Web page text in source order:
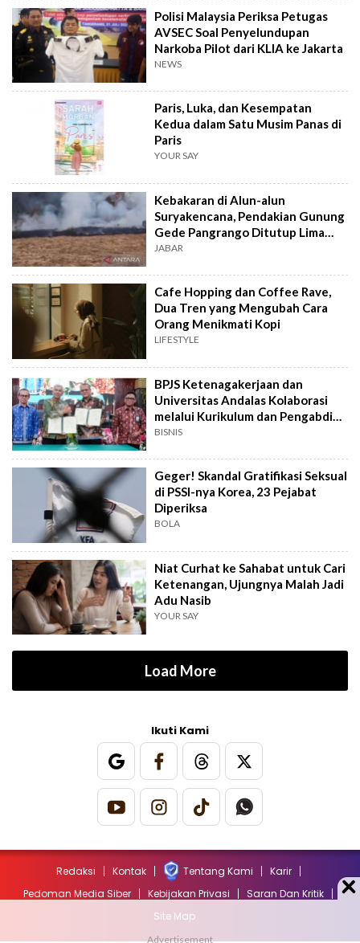
Polisi Malaysia Periksa Petugas
AVSEC Soal Penyelundupan
Narkoba Pilot dari KLIA ke Jakarta
NEWS
Paris, Luka, dan Kesempatan
Kedua dalam Satu Musim Panas di
Paris
YOUR SAY
Kebakaran di Alun-alun
Suryakencana, Pendakian Gunung
Gede Pangrango Ditutup Lima
Hari
JABAR
Cafe Hopping dan Coffee Rave,
Dua Tren yang Mengubah Cara
Orang Menikmati Kopi
LIFESTYLE
BPJS Ketenagakerjaan dan
Universitas Andalas Kolaborasi
melalui Kurikulum dan Pengabdian
Masyarakat
BISNIS
Geger! Skandal Gratifikasi Seksual
di PSSI-nya Korea, 23 Pejabat
Diperiksa
BOLA
Niat Curhat ke Sahabat untuk Cari
Ketenangan, Ujungnya Malah Jadi
Adu Nasib
YOUR SAY
Load More
Ikuti Kami
Redaksi Kontak Tentang Kami
Karir
Pedoman Media Siber
Kebijakan Privasi
Saran Dan Kritik
Site Map